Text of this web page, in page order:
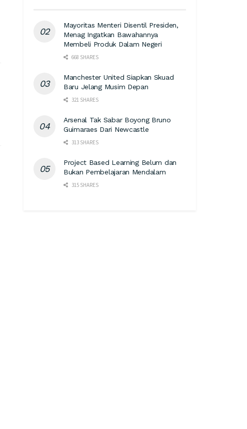
Mayoritas Menteri Disentil Presiden,
Menag Ingatkan Bawahannya
Membeli Produk Dalam Negeri
668 SHARES
Manchester United Siapkan Skuad
Baru Jelang Musim Depan
321 SHARES
Arsenal Tak Sabar Boyong Bruno
Guimaraes Dari Newcastle
313 SHARES
Project Based Learning Belum dan
Bukan Pembelajaran Mendalam
315 SHARES